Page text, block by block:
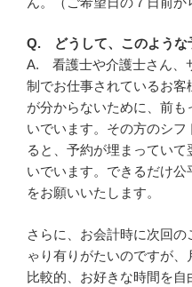
Q. どうして、このような
A. 看護士や介護士さん、
制でお仕事されているお客
が分からないために、前
いでいます。その方のシ
ると、予約が埋まってい
いでいます。できるだけ
をお願いいたします。
さらに、お会計時に次回
ゃり有りがたいのですが、
比較的、お好きな時間を